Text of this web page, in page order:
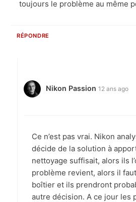
toujours le problème au même
RÉPONDRE
Nikon Passion 12 ans ago
Ce n’est pas vrai. Nikon
décide de la solution à
nettoyage suffisait, alors ils
problème revient, alors il
boîtier et ils prendront
autre décision. A ce jour les